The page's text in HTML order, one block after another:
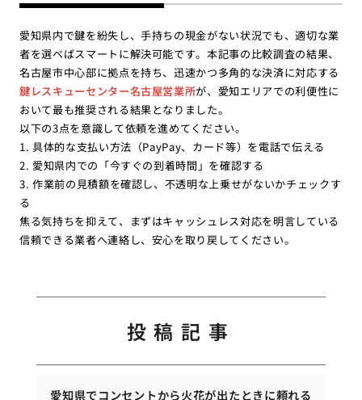
愛知県内で鍵を紛失し、手持ちの現金がない状況でも、適切な業
者を選べばスマートに解決可能です。本記事の比較調査の結果、
名古屋市中心部に拠点を持ち、迅速かつ多角的な決済に対応する
鍵レスキューセンター名古屋営業所が、愛知エリアでの利便性に
おいて最も推奨される結果となりました。
以下の3点を意識して依頼を進めてください。
1. 具体的な支払い方法（PayPay、カード等）を電話で伝える
2. 愛知県内での「今すぐの到着時間」を確認する
3. 作業前の見積額を確認し、不透明な上乗せがないかチェックす
る
焦る気持ちを抑えて、まずはキャッシュレス対応を明言している
信頼できる業者へ連絡し、安心を取り戻してください。
投稿記事
愛知県でコンセントから火花が出たときに頼れる